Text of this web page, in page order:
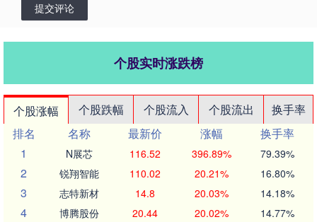
提交评论
个股实时涨跌榜
个股涨幅 个股跌幅 个股流入 个股流出
换手率
排名
名称 最新价 涨幅
换手率
1
N展芯 116.52 396.89% 79.39%
2 锐翔智能 110.02 20.21% 16.80%
3 志特新材 14.8 20.03% 14.18%
4 博腾股份 20.44 20.02% 14.77%